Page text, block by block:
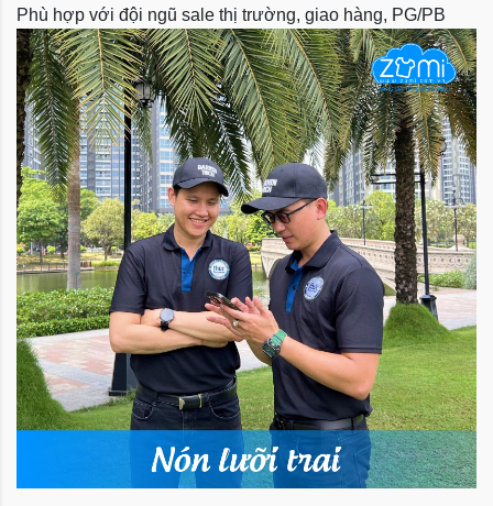
Phù hợp với đội ngũ sale thị trường, giao hàng, PG/PB